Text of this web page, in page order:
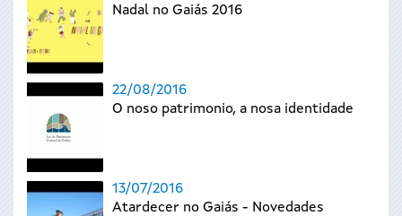
Nadal no Gaiás 2016
22/08/2016
O noso patrimonio, a nosa identidade
13/07/2016
Atardecer no Gaiás - Novedades